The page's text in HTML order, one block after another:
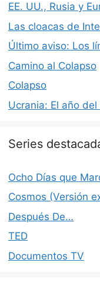
EE. UU., Rusia y
Las cloacas de
Último aviso: Los
Camino al Colapso
Colapso
Ucrania: El año del
Series
Ocho Días que
Cosmos (Versión
Después De…
TED
Documentos TV